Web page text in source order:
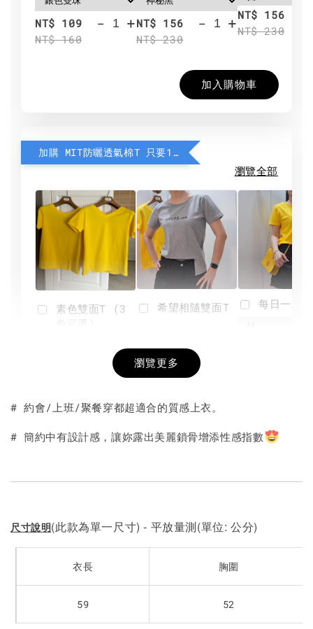
NT$ 109
NT$ 160
- +NT$ 156
NT$ 230
- +NT$ 156
NT$ 230
加入購物車
加購 MIT防曬透氣棉T 只要190元
瀏覽全部
素色雙面T (3
+
希望相隨雙面T
NT$ 190
-
每日一笑
瀏覽更多
# 約會/上班/聚餐穿都超適合的質感上衣。
# 簡約中有設計感，讓妳露出美麗鎖骨增添性感指數
尺寸說明(此款為單一尺寸) - 平放量測(單位: 公分)
衣長 胸圍
59 52